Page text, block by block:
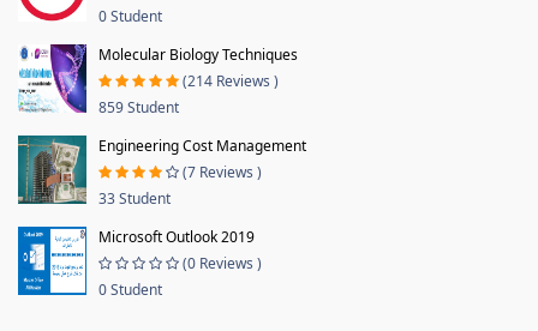
0 Student
Molecular Biology Techniques
(214 Reviews )
859 Student
Engineering Cost Management
(7 Reviews )
33 Student
Microsoft Outlook 2019
(0 Reviews )
0 Student